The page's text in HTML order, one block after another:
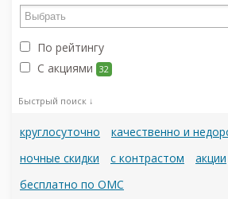
По рейтингу
С акциями 32
Быстрый поиск ↓
круглосуточно
качественно и
ночные скидки
с контрастом
акции
бесплатно по ОМС